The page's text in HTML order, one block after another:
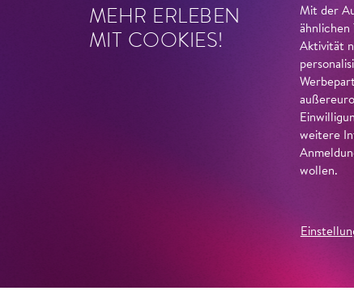
MEHR ERLEBEN
MIT COOKIES!
Mit der
ähnlichen
Aktivität
weitere
wollen.